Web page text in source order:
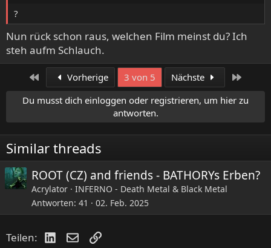
?
Nun rück schon raus, welchen Film meinst du? Ich
steh aufm Schlauch.
Erste Vorherige 3 von 5 Nächste
Du musst dich einloggen oder registrieren, um hier zu
antworten.
Similar threads
ROOT (CZ) and friends - BATHORYs Erben?
Acrylator
INFERNO - Death Metal & Black Metal
Antworten 41 02. Feb. 2025
Teilen: LinkedIn
E-MailLink